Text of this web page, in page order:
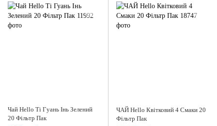
Чай Hello Ті Гуань Інь Зелений
20 Фільтр Пак
ЧАЙ Hello Квітковий 4 Смаки 20
Фільтр Пак